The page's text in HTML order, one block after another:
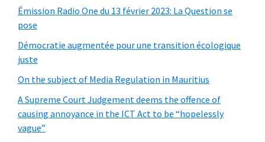
Émission Radio One du 13 février 2023: La Question se
pose
Démocratie augmentée pour une transition écologique
juste
On the subject of Media Regulation in Mauritius
A Supreme Court Judgement deems the offence of
causing annoyance in the ICT Act to be “hopelessly
vague”